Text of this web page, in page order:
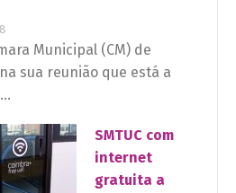
Municipal (CM) de
sua reunião que está a
SMTUC com
internet
gratuita a